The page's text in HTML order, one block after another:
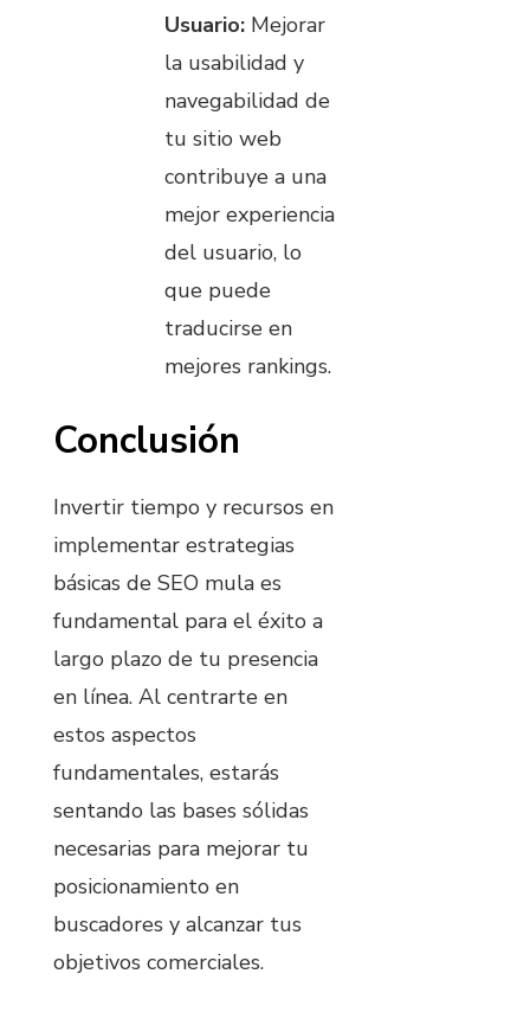
Usuario: Mejorar
la usabilidad y
navegabilidad de
tu sitio web
contribuye a una
mejor experiencia
del usuario, lo
que puede
traducirse en
mejores rankings.
Conclusión
Invertir tiempo y recursos en
implementar estrategias
básicas de SEO mula es
fundamental para el éxito a
largo plazo de tu presencia
en línea. Al centrarte en
estos aspectos
fundamentales, estarás
sentando las bases sólidas
necesarias para mejorar tu
posicionamiento en
buscadores y alcanzar tus
objetivos comerciales.